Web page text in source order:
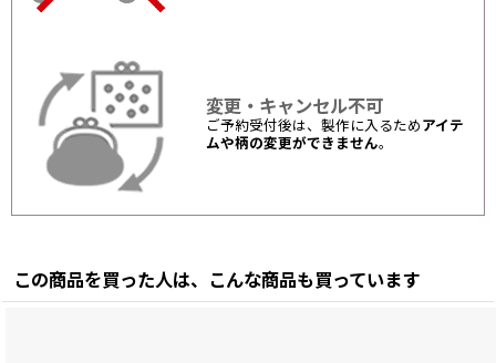
変更・キャンセル不可
ご予約受付後は、製作に入るため アイテ
ムや柄の変更ができません。
この商品を買った人は、こんな商品も買っています